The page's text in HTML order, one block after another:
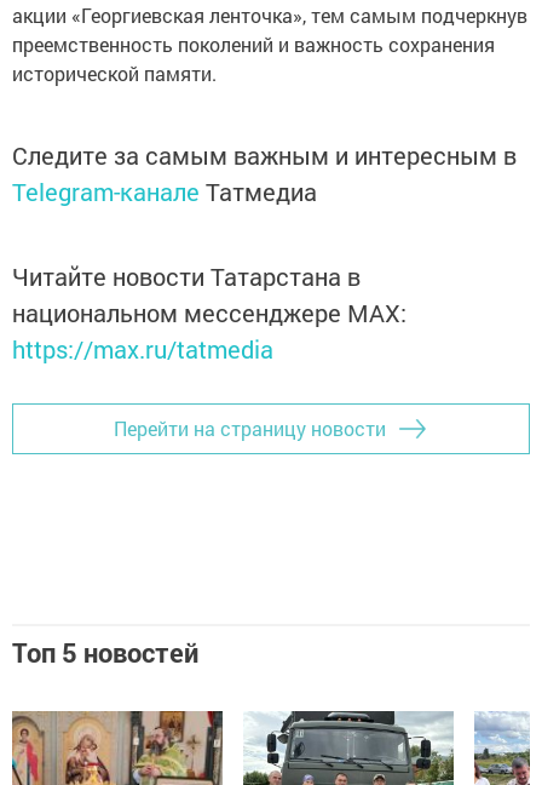
акции «Георгиевская ленточка», тем самым подчеркнув
преемственность поколений и важность сохранения
исторической памяти.
Следите за самым важным и интересным в
Telegram-канале Татмедиа
Читайте новости Татарстана в
национальном мессенджере MАХ:
https://max.ru/tatmedia
Перейти на страницу новости
Топ 5 новостей